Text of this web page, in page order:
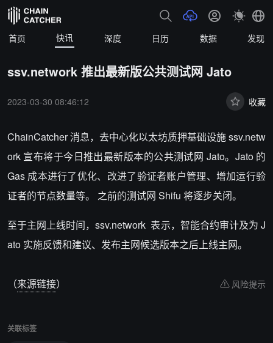
首页 快讯 深度 日历 数据 发现
ssv.network 推出最新版公共测试网 Jato
2023-03-30 08:46:12 收藏
ChainCatcher 消息，去中心化以太坊质押基础设施 ssv.netw
ork 宣布将于今日推出最新版本的公共测试网 Jato。Jato 的
Gas 成本进行了优化、改进了验证者账户管理、增加运行验
证者的节点数量等。 之前的测试网 Shifu 将逐步关闭。
至于主网上线时间，ssv.network 表示，智能合约审计及为 J
ato 实施反馈和建议、发布主网候选版本之后上线主网。
（来源链接） 风险提示
关联标签